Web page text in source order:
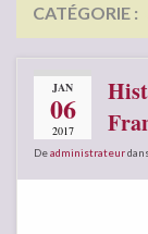
CATÉGORIE :
JAN
06
2017
Deadministrateur